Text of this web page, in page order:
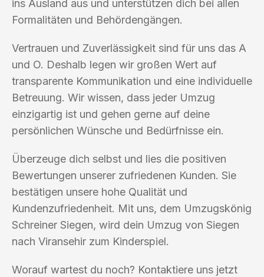
ins Ausland aus und unterstützen dich bei allen
Formalitäten und Behördengängen.
Vertrauen und Zuverlässigkeit sind für uns das A
und O. Deshalb legen wir großen Wert auf
transparente Kommunikation und eine individuelle
Betreuung. Wir wissen, dass jeder Umzug
einzigartig ist und gehen gerne auf deine
persönlichen Wünsche und Bedürfnisse ein.
Überzeuge dich selbst und lies die positiven
Bewertungen unserer zufriedenen Kunden. Sie
bestätigen unsere hohe Qualität und
Kundenzufriedenheit. Mit uns, dem Umzugskönig
Schreiner Siegen, wird dein Umzug von Siegen
nach Viransehir zum Kinderspiel.
Worauf wartest du noch? Kontaktiere uns jetzt